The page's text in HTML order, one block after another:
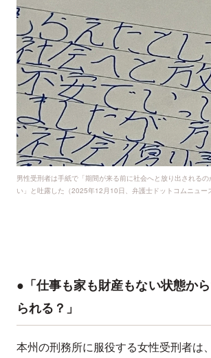
男性受刑者は手紙で「期間が来る前に社会へと放り出される
い」と吐露した（2025年12月10日、弁護士ドットコムニュー
●「仕事も家も財産もない状態か
られる？」
本州の刑務所に服役する女性受刑者は